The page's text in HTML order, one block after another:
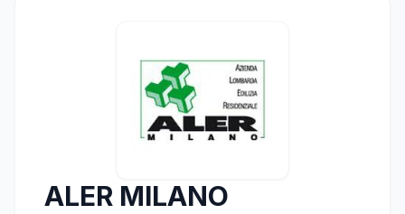
ALER MILANO